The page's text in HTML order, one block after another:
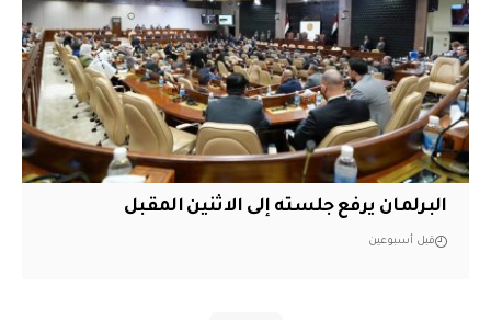
البرلمان يرفع جلسته إلى الاثنين المقبل
قبل أسبوعين